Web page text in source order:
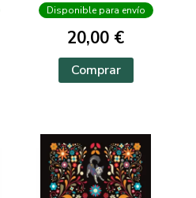
Disponible para envío
20,00 €
Comprar